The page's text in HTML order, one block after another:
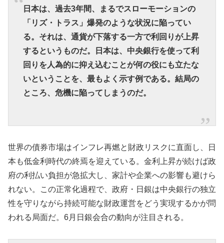
日本は、過去3年間、まるでスローモーションの
「リズ・トラス」爆発のような状況に陥ってい
る。それは、通貨が下落する一方で利回りが上昇
するというものだ。日本は、中央銀行を使って利
回りを人為的に抑え込むことが何の役にも立たな
いということを、最もよく示す例である。結局の
ところ、危機に陥ってしまうのだ。
世界の債券市場はインフレ再燃と財政リスクに直面し、日
本も低金利時代の終焉を迎えている。金利上昇が続けば政
府の利払い負担が急拡大し、家計や企業への影響も避けら
れない。この正常化過程で、政府・日銀は中央銀行の独立
性を守りながら持続可能な財政運営をどう実現するかが問
われる局面だ。6月日銀会合の動向が注目される。